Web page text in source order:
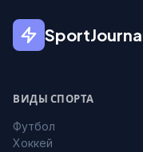
ВИДЫ СПОРТА
Футбол
Хоккей